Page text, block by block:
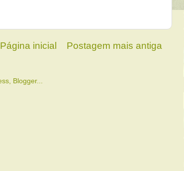
Postagem mais antiga
Página inicial